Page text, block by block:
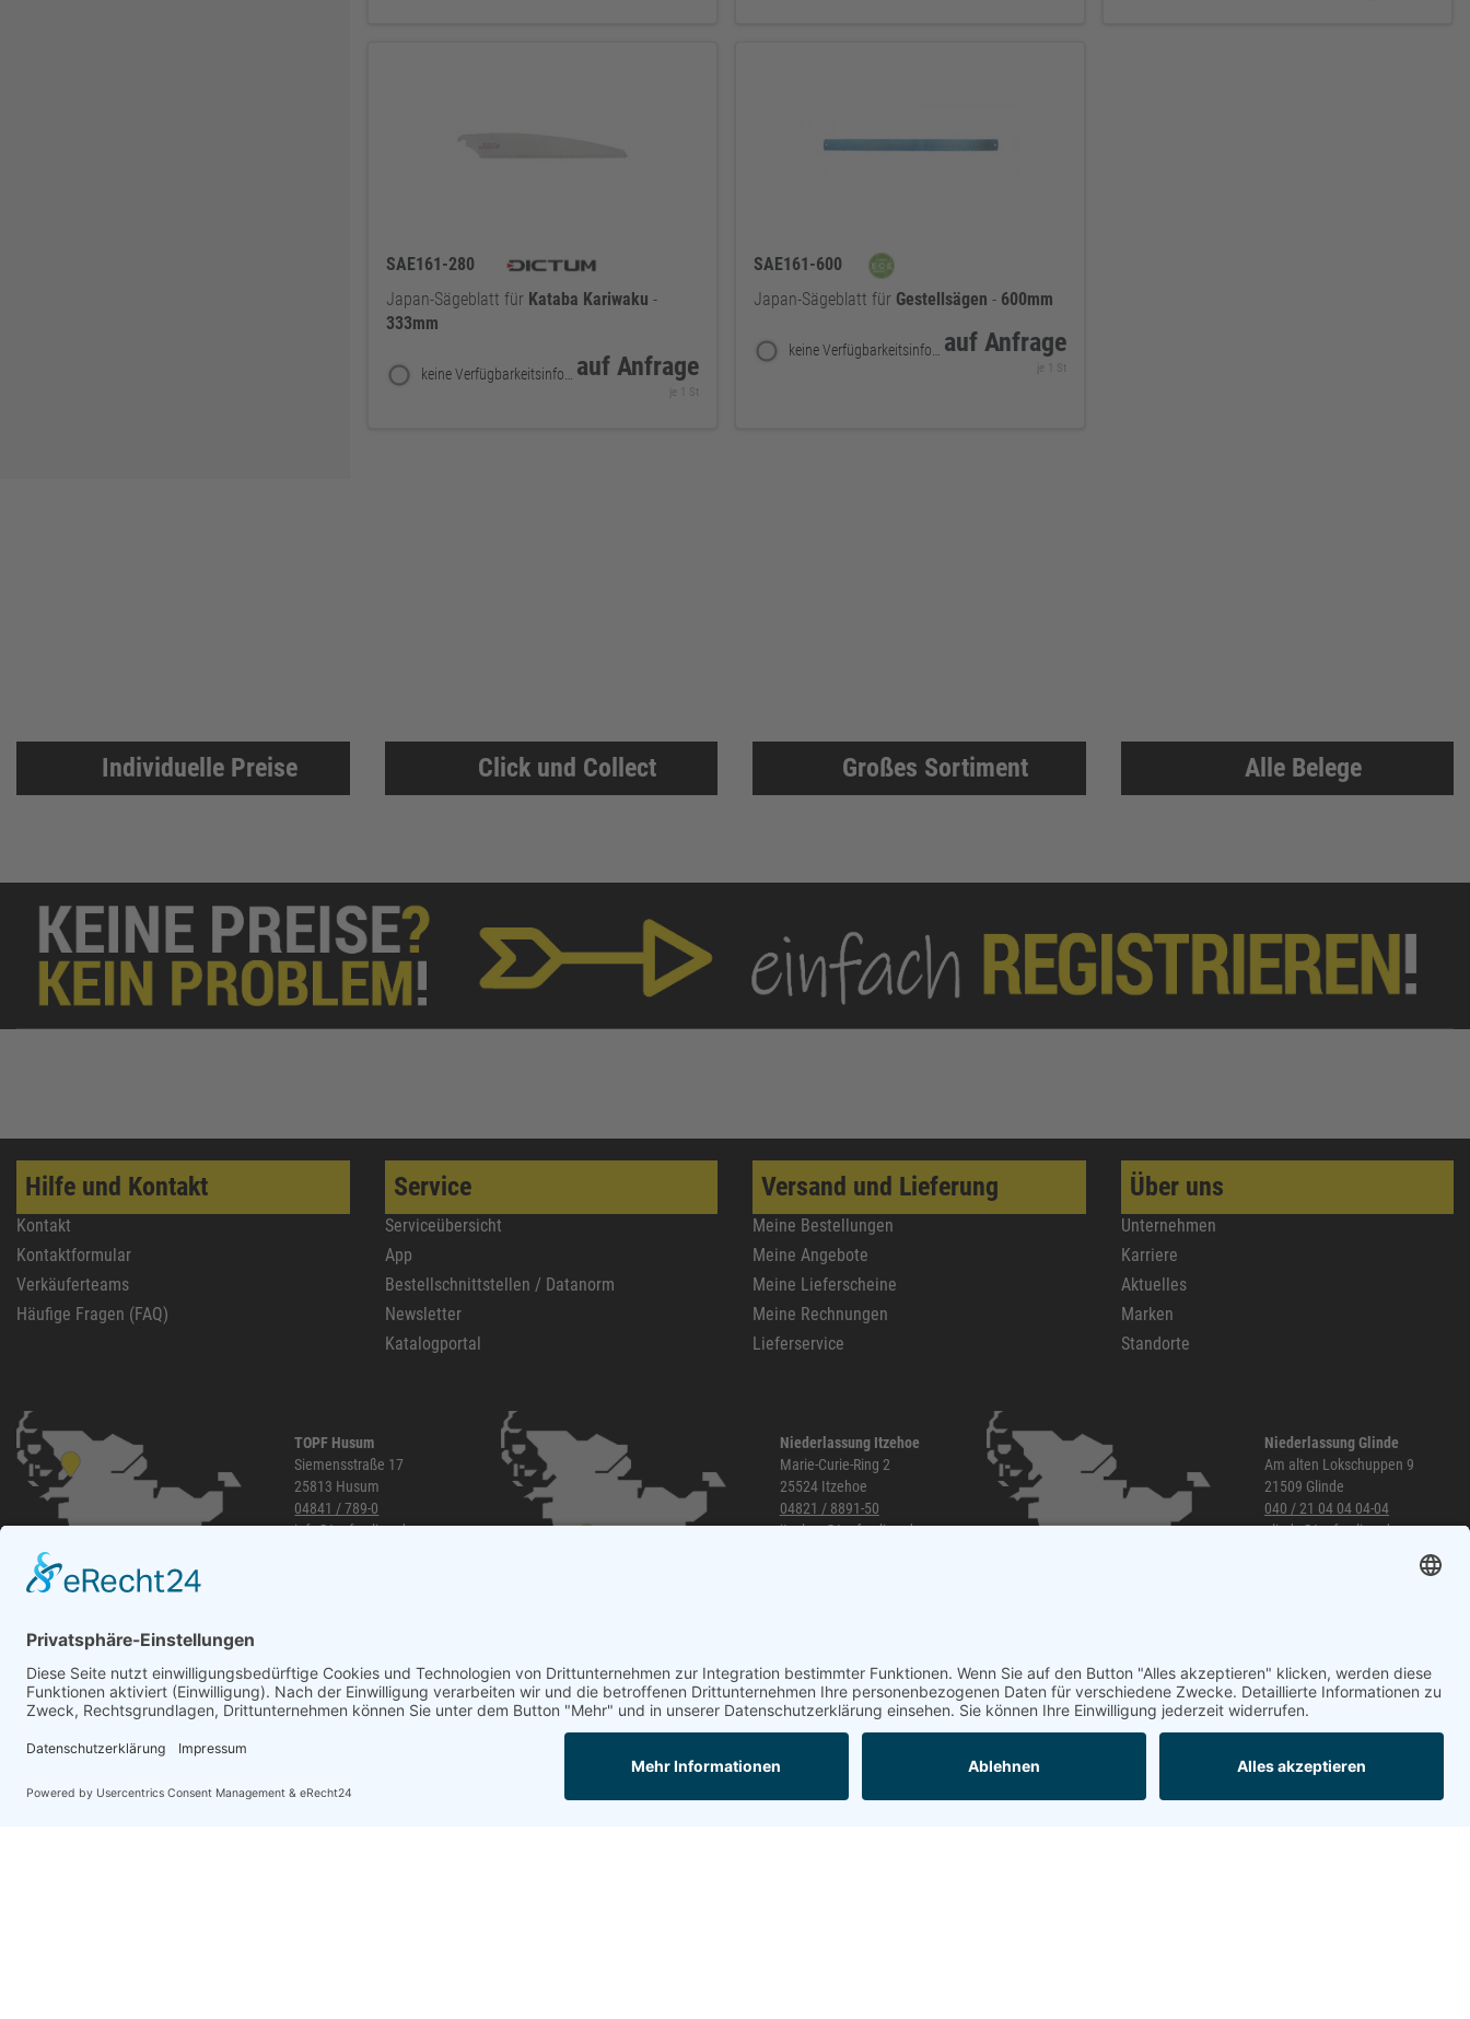
SAE161-280
Japan-Sägeblatt für Kataba Kariwaku -
333mm
keine Verfügbarkeitsinformationen auf Anfrage
je 1 St
SAE161-600
Japan-Sägeblatt für Gestellsägen - 600mm
keine Verfügbarkeitsinformationen auf Anfrage
je 1 St
Mail Anrufen
Individuelle Preise Click und Collect Großes Sortiment Alle Belege
Hilfe und Kontakt
Kontakt
Kontaktformular
Verkäuferteams
Häufige Fragen (FAQ)
Service
Serviceübersicht
App
Bestellschnittstellen / Datanorm
Newsletter
Katalogportal
Versand und Lieferung
Meine Bestellungen
Meine Angebote
Meine Lieferscheine
Meine Rechnungen
Lieferservice
Über uns
Unternehmen
Karriere
Aktuelles
Marken
Standorte
TOPF Husum
Siemensstraße 17
25813 Husum
04841 / 789-0
info@topf-online.de
Niederlassung Itzehoe
Marie-Curie-Ring 2
25524 Itzehoe
04821 / 8891-50
itzehoe@topf-online.de
Niederlassung Glinde
Am alten Lokschuppen 9
21509 Glinde
040 / 21 04 04 04-04
glinde@topf-online.de